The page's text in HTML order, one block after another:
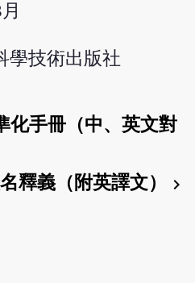
學技術出版社
化手冊（中、英文對
釋義（附英譯文）
chevron_right